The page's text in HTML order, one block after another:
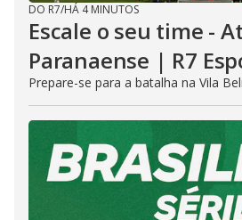
DO R7/HÁ 4 MINUTOS
Escale o seu time -
Paranaense | R7
Prepare-se para a batalha na Vila